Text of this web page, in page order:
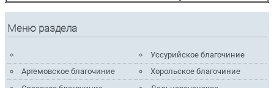
Меню раздела
Уссурийское благочиние
Артемовское благочиние
Хорольское благочиние